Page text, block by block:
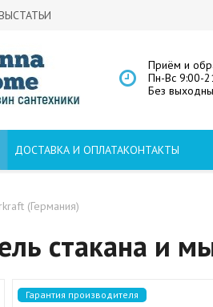
СТАТЬИ
Приём и
Пн-Вс 9:00-
Без
ДОСТАВКА И ОПЛАТАКОНТАКТЫ
(Германия)
стакана и
Гарантия производителя